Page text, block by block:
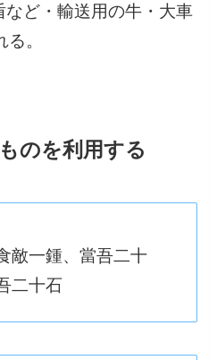
ど・輸送用の牛・大車
。
のを利用する
敵一鍾、當吾二十
二十石